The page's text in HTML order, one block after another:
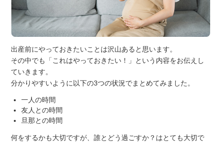
出産前にやっておきたいことは沢山あると思います。
その中でも「これはやっておきたい！」という内容をお伝えし
ていきます。
分かりやすいように以下の3つの状況でまとめてみました。
一人の時間
友人との時間
旦那との時間
何をするかも大切ですが、誰とどう過ごすか？はとても大切で